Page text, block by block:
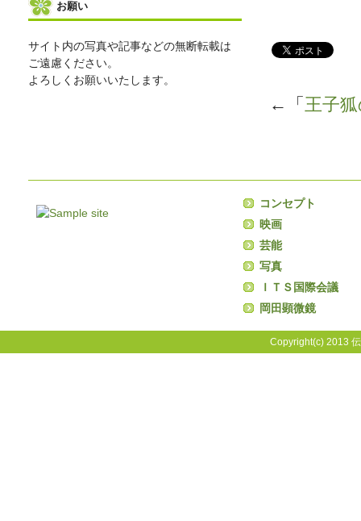
←「 王子
お願い
サイト内の写真や記事などの無断転載は
ご遠慮ください。
よろしくお願いいたします。
コンセプト
映画
芸能
写真
ＩＴＳ国際会議
岡田顕微鏡
Copyright(c) 2013